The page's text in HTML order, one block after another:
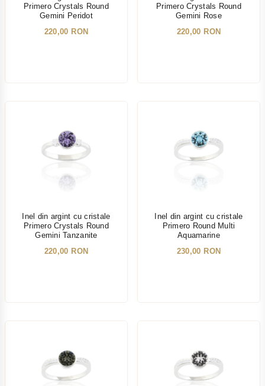
Primero Crystals Round
Gemini Peridot
220,00 RON
Primero Crystals Round
Gemini Rose
220,00 RON
Inel din argint cu cristale
Primero Crystals Round
Gemini Tanzanite
220,00 RON
Inel din argint cu cristale
Primero Round Multi
Aquamarine
230,00 RON